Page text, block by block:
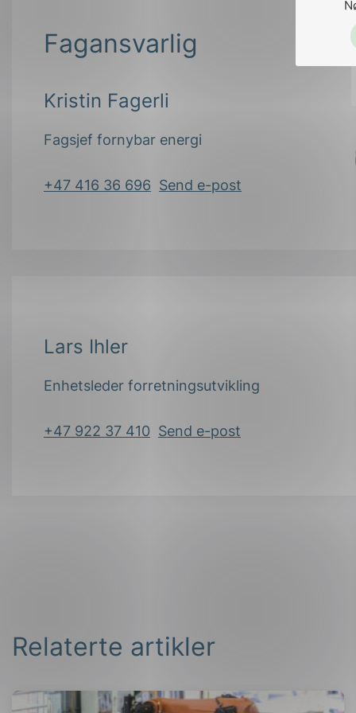
Fagansvarlig
Kristin Fagerli
Fagsjef fornybar energi
+47 416 36 696 Send e-post
Lars Ihler
Enhetsleder forretningsutvikling
+47 922 37 410 Send e-post
Relaterte artikler